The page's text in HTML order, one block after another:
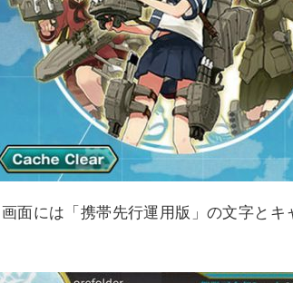
面には「携帯先行運用版」の文字と